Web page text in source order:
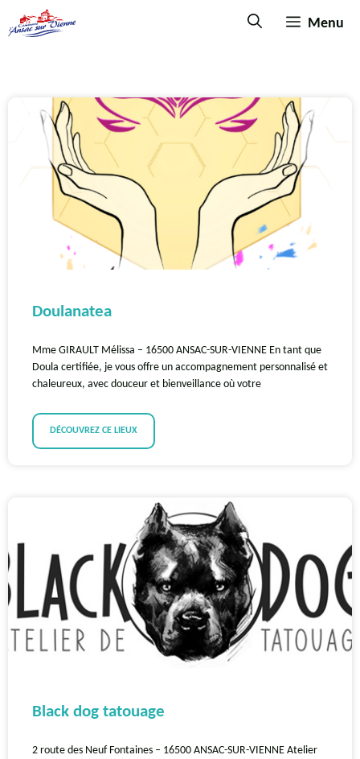
Menu
Doulanatea
Mme GIRAULT Mélissa – 16500 ANSAC-SUR-VIENNE En tant que
Doula certifiée, je vous offre un accompagnement personnalisé et
chaleureux, avec douceur et bienveillance où votre
DÉCOUVREZ CE LIEUX
Black dog tatouage
2 route des Neuf Fontaines – 16500 ANSAC-SUR-VIENNE Atelier